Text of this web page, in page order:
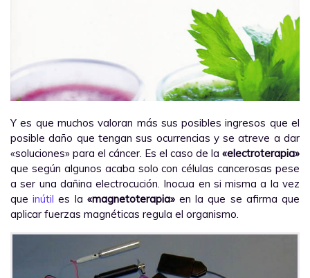
Y es que muchos valoran más sus posibles ingresos que el
posible daño que tengan sus ocurrencias y se atreve a dar
«soluciones» para el cáncer. Es el caso de la «electroterapia»
que según algunos acaba solo con células cancerosas pese
a ser una dañina electrocución. Inocua en si misma a la vez
que inútil es la «magnetoterapia»en la que se afirma que
aplicar fuerzas magnéticas regula el organismo.